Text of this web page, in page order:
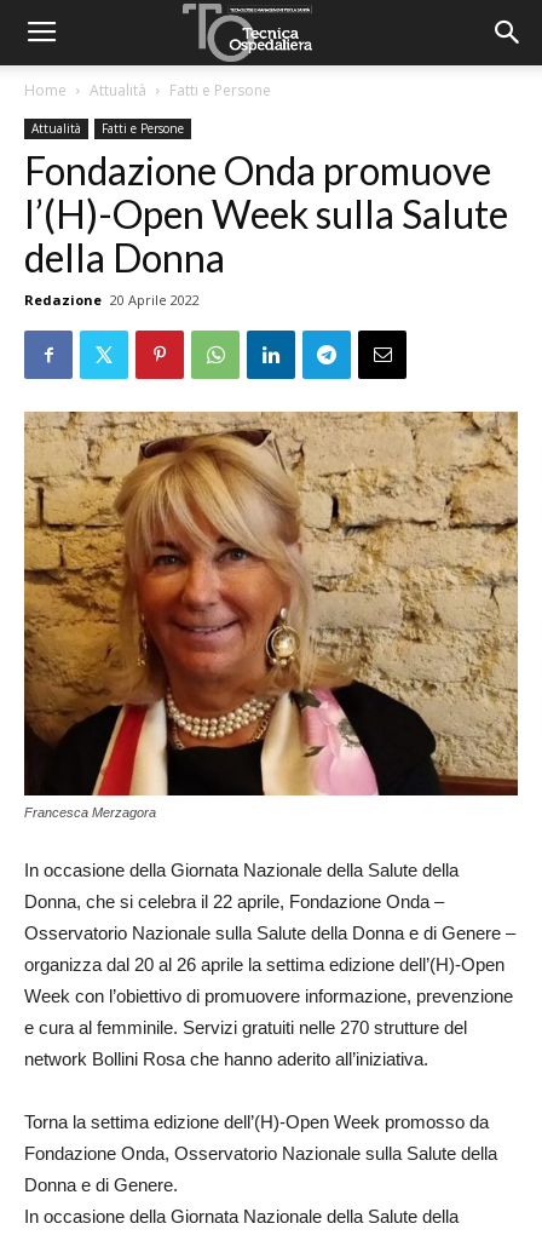
Home Attualità Fatti e Persone
Attualità Fatti e Persone
Fondazione Onda promuove
l’(H)-Open Week sulla Salute
della Donna
Redazione 20 Aprile 2022
Francesca Merzagora
In occasione della Giornata Nazionale della Salute della
Donna, che si celebra il 22 aprile, Fondazione Onda –
Osservatorio Nazionale sulla Salute della Donna e di Genere –
organizza dal 20 al 26 aprile la settima edizione dell’(H)-Open
Week con l’obiettivo di promuovere informazione, prevenzione
e cura al femminile. Servizi gratuiti nelle 270 strutture del
network Bollini Rosa che hanno aderito all’iniziativa.
Torna la settima edizione dell’(H)-Open Week promosso da
Fondazione Onda, Osservatorio Nazionale sulla Salute della
Donna e di Genere.
In occasione della Giornata Nazionale della Salute della